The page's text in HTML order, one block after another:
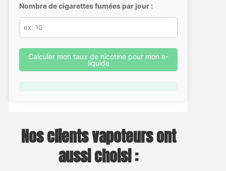
Nombre de cigarettes fumées par jour :
Calculer mon taux de nicotine pour mon e-
liquide
Nos clients vapoteurs ont
aussi choisi :